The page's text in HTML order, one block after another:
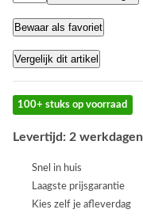
Bewaar als favoriet
Vergelijk dit artikel
100+ stuks op voorraad
Levertijd: 2 werkdagen
Snel in huis
Laagste prijsgarantie
Kies zelf je afleverdag